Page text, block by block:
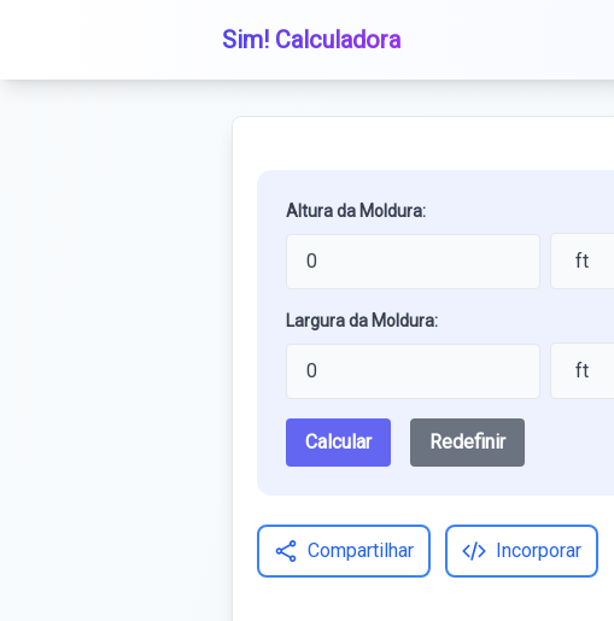
Sim! Calculadora
Altura da Moldura:
Largura da Moldura:
Calcular Redefinir
Compartilhar Incorporar